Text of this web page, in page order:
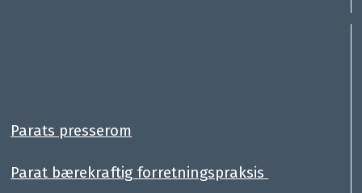
Parats presserom
Parat bærekraftig forretningspraksis